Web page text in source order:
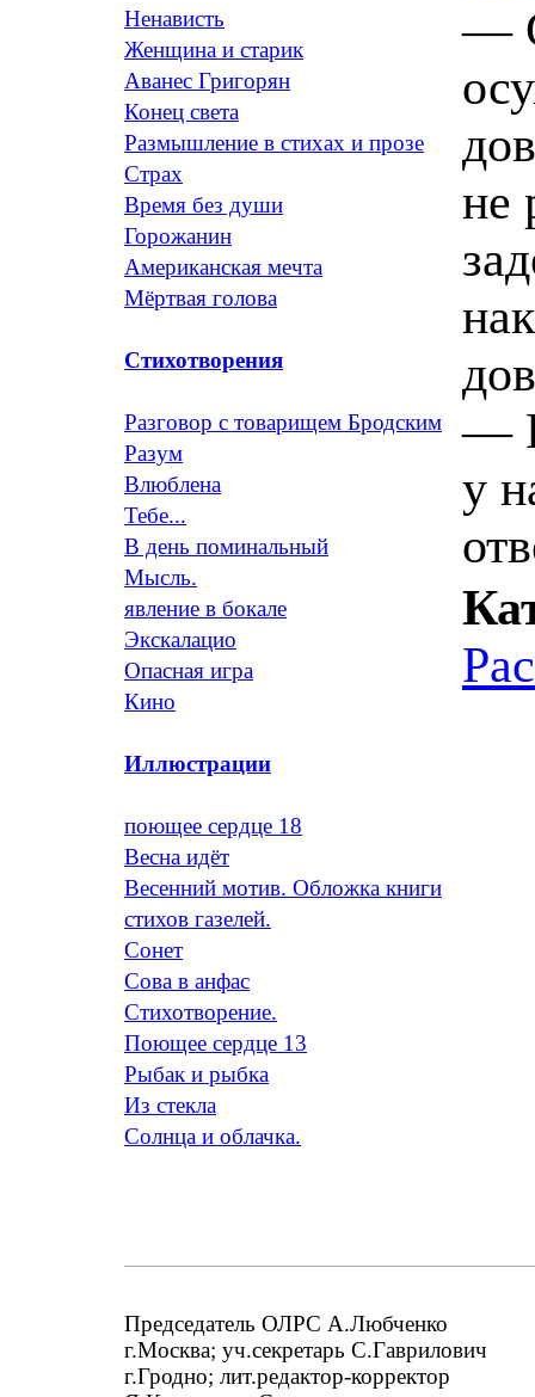
Ненависть
Женщина и старик
Аванес Григорян
Конец света
Размышление в стихах и прозе
Страх
Время без души
Горожанин
Американская мечта
Мёртвая голова
Стихотворения
Разговор с товарищем Бродским
Разум
Влюблена
Тебе...
В день поминальный
Мысль.
явление в бокале
Экскалацио
Опасная игра
Кино
Иллюстрации
поющее сердце 18
Весна идёт
Весенний мотив. Обложка книги
стихов газелей.
Сонет
Сова в анфас
Стихотворение.
Поющее сердце 13
Рыбак и рыбка
Из стекла
Солнца и облачка.
—
не
—
у
Председатель ОЛРС А.Любченко
г.Москва; уч.секретарь С.Гаврилович
г.Гродно; лит.редактор-корректор